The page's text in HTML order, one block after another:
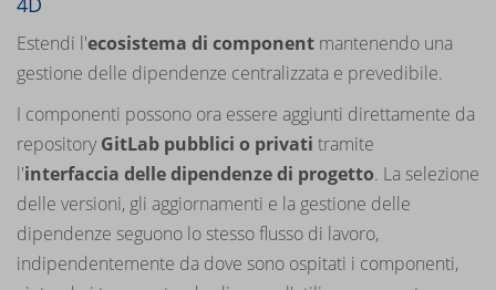
Estendi l'ecosistema di component mantenendo una
gestione delle dipendenze centralizzata e prevedibile.
I componenti possono ora essere aggiunti direttamente da
repository GitLab pubblici o privati tramite
l'interfaccia delle dipendenze di progetto. La selezione
delle versioni, gli aggiornamenti e la gestione delle
dipendenze seguono lo stesso flusso di lavoro,
indipendentemente da dove sono ospitati i componenti,